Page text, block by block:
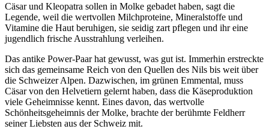
Cäsar und Kleopatra sollen in Molke gebadet haben, sagt die
Legende, weil die wertvollen Milchproteine, Mineralstoffe und
Vitamine die Haut beruhigen, sie seidig zart pflegen und ihr eine
jugendlich frische Ausstrahlung verleihen.
Das antike Power-Paar hat gewusst, was gut ist. Immerhin erstreckte
sich das gemeinsame Reich von den Quellen des Nils bis weit über
die Schweizer Alpen. Dazwischen, im grünen Emmental, muss
Cäsar von den Helvetiern gelernt haben, dass die Käseproduktion
viele Geheimnisse kennt. Eines davon, das wertvolle
Schönheitsgeheimnis der Molke, brachte der berühmte Feld­herr
seiner Liebsten aus der Schweiz mit.